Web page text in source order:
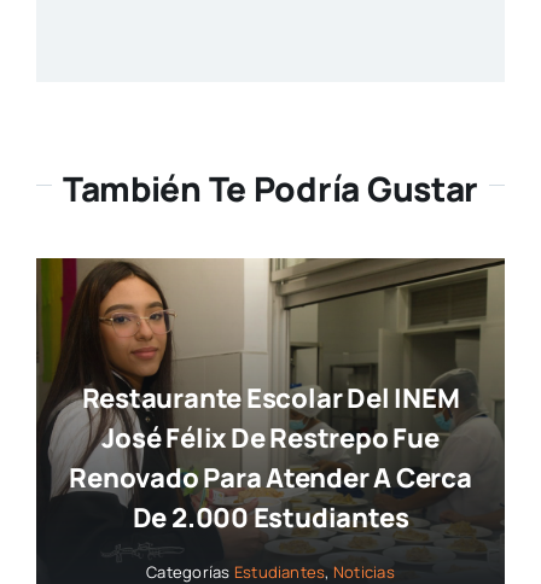
También Te Podría Gustar
Restaurante Escolar Del INEM
José Félix De Restrepo Fue
Renovado Para Atender A Cerca
De 2.000 Estudiantes
Categorías Estudiantes, Noticias